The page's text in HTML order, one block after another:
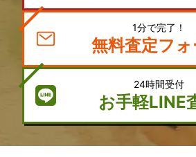
1分で完了！
無料査定フ
24時間受付
お手軽LINE